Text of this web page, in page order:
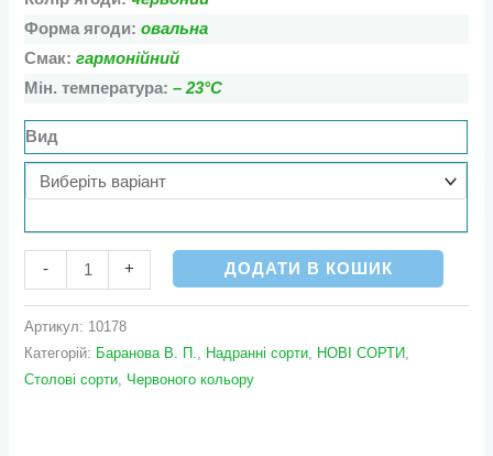
Форма ягоди:овальна
Смак:гармонійний
Мін. температура:– 23°С
Вид
- + ДОДАТИ В КОШИК
Артикул: 10178
Категорій: Баранова В. П. Надранні сорти НОВІ СОРТИ
Столові сорти Червоного кольору